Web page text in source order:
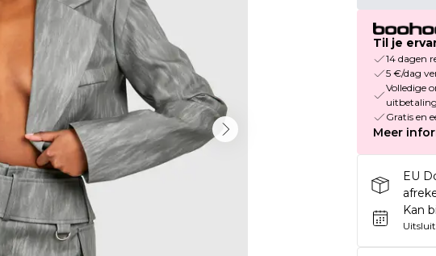
Til je
14 dagen
5 €/dag
Volledige
Gratis en
Meer
EU
Kan